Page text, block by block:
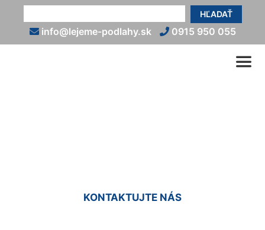
HĽADAŤ
info@lejeme-podlahy.sk 0915 950 055
KONTAKTUJTE NÁS